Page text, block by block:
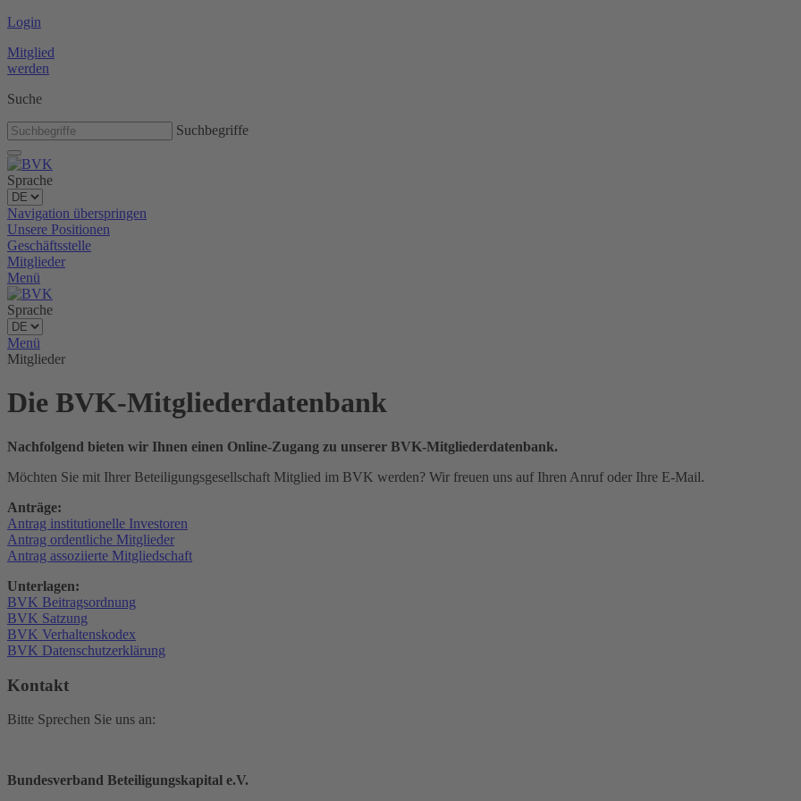
Login
Mitglied
werden
Suche
Suchbegriffe
Sprache
Navigation überspringen
Unsere Positionen
Geschäftsstelle
Mitglieder
Menü
Sprache
Menü
Mitglieder
Die BVK-Mitglieder­datenbank
Nachfolgend bieten wir Ihnen einen Online-Zugang zu unserer BVK-Mitglieder­datenbank.
Möchten Sie mit Ihrer Beteiligungs­gesellschaft Mitglied im BVK werden? Wir freuen uns auf Ihren Anruf oder Ihre E-Mail.
Anträge:
Antrag institutionelle Investoren
Antrag ordentliche Mitglieder
Antrag assoziierte Mitgliedschaft
Unterlagen:
BVK Beitragsordnung
BVK Satzung
BVK Verhaltenskodex
BVK Datenschutzerklärung
Kontakt
Bitte Sprechen Sie uns an:
Bundesverband Beteiligungskapital e.V.